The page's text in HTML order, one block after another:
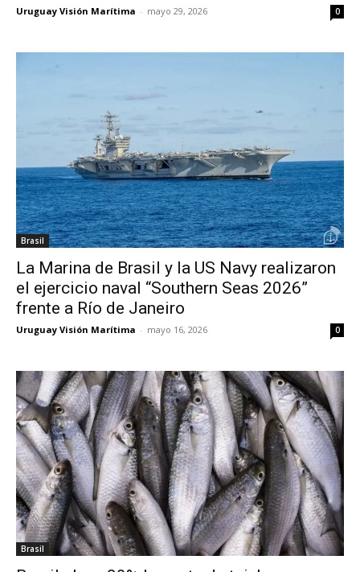
Uruguay Visión Marítima - mayo 29, 2026 0
Brasil
La Marina de Brasil y la US Navy realizaron
el ejercicio naval “Southern Seas 2026”
frente a Río de Janeiro
Uruguay Visión Marítima - mayo 16, 2026 0
Brasil